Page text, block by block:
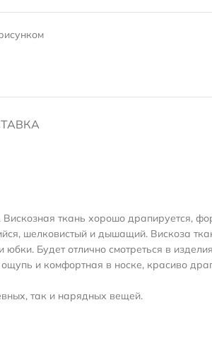
Вискозная ткань хорошо драпируется,
шелковистый и дышащий. Вискоза
Будет отлично смотреться в
и комфортная в носке, красиво
так и нарядных вещей.